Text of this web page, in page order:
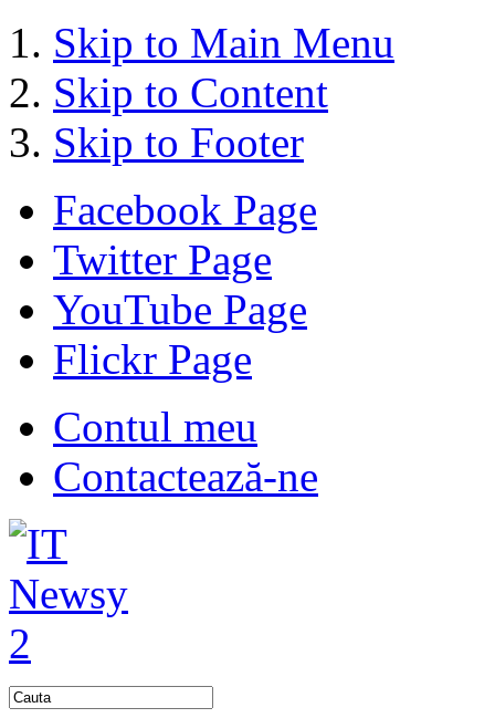
Skip to Main Menu
Skip to Content
Skip to Footer
Facebook Page
Twitter Page
YouTube Page
Flickr Page
Contul meu
Contactează-ne